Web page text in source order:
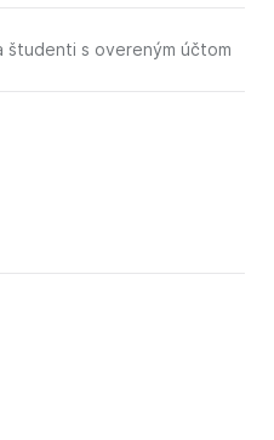
študenti s overeným účtom